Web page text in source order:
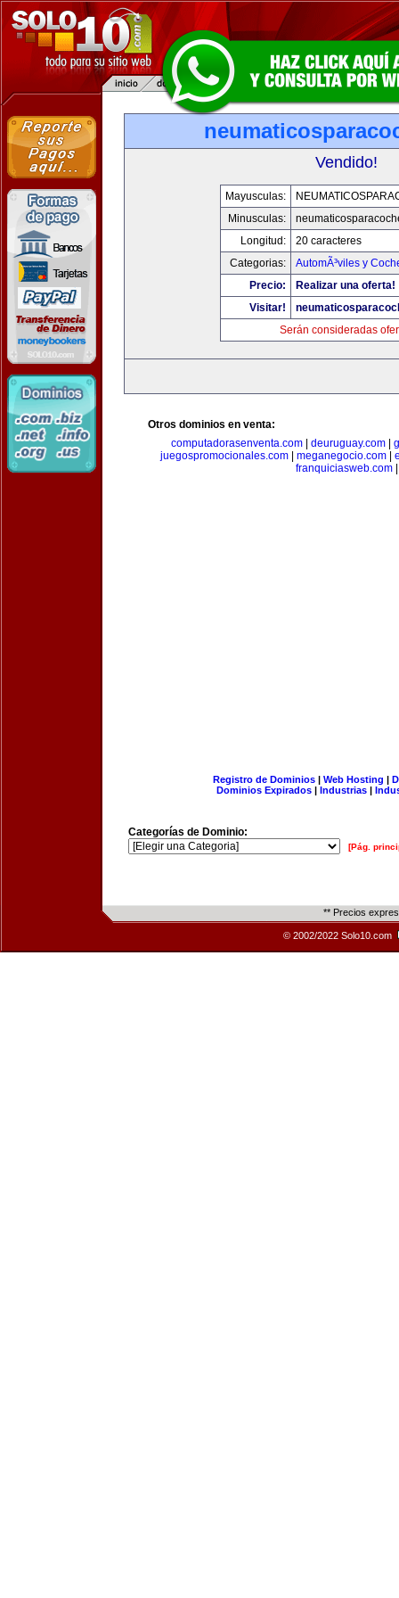
Vendido!
Mayusculas:
Minusculas:
Longitud:
20 caracteres
Categorias:
AutomÃ³viles y
Precio:
Realizar una oferta!
Visitar!
Serán consideradas
Otros dominios en venta:
computadorasenventa.com| deuruguay.com|
juegospromocionales.com
meganegocio.com
franquiciasweb.com|
Registro de Dominios| Web Hosting |
Dominios Expirados | Industrias |
Categorías de Dominio:
[Pág.
** Precios
© 2002/2022 Solo10.com